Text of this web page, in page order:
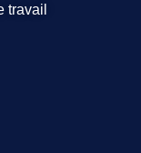
travail